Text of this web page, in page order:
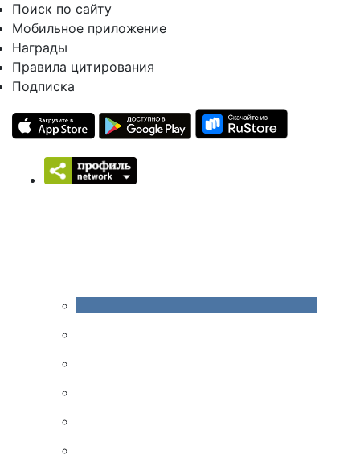
Поиск по сайту
Мобильное приложение
Награды
Правила цитирования
Подписка